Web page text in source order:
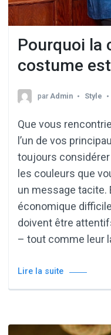
Pourquoi la
costume
par Admin Style
Que vous
l’un de vos
toujours
les couleurs que
un message tacite.
économique
doivent être
– tout comme leur
Lire la suite